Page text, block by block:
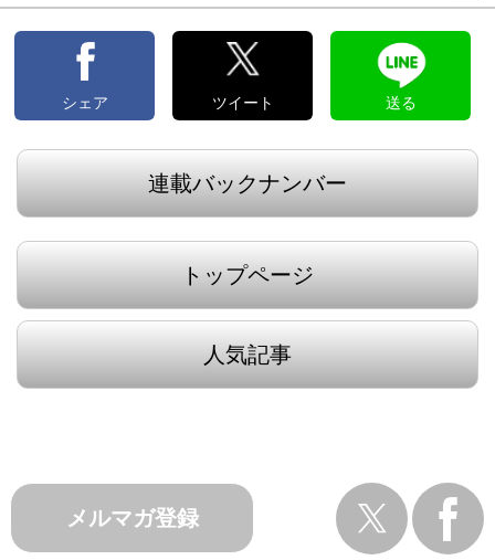
シェア ツイート 送る
連載バックナンバー
トップページ
人気記事
メルマガ登録